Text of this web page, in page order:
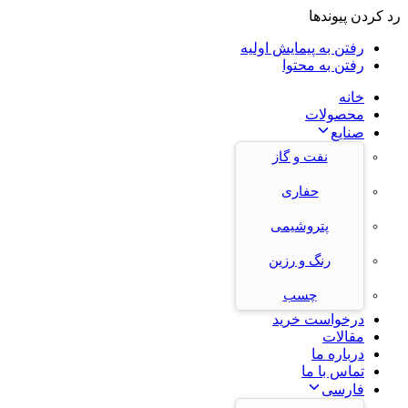
رد کردن پیوندها
رفتن به پیمایش اولیه
رفتن به محتوا
خانه
محصولات
صنایع
نفت و گاز
حفاری
پتروشیمی
رنگ و رزین
چسب
درخواست خرید
مقالات
درباره ما
تماس با ما
فارسی